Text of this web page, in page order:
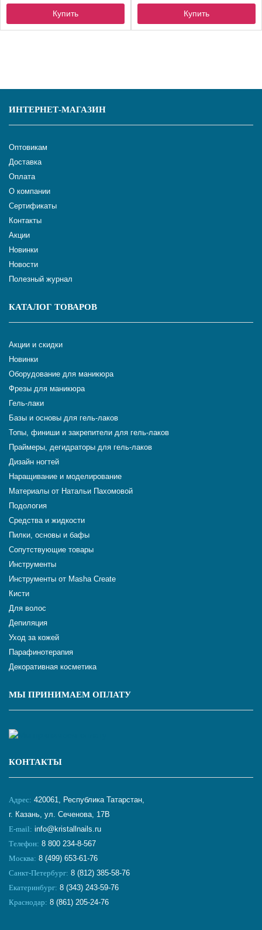
Купить Купить
ИНТЕРНЕТ-МАГАЗИН
Оптовикам
Доставка
Оплата
О компании
Сертификаты
Контакты
Акции
Новинки
Новости
Полезный журнал
КАТАЛОГ ТОВАРОВ
Акции и скидки
Новинки
Оборудование для маникюра
Фрезы для маникюра
Гель-лаки
Базы и основы для гель-лаков
Топы, финиши и закрепители для гель-лаков
Праймеры, дегидраторы для гель-лаков
Дизайн ногтей
Наращивание и моделирование
Материалы от Натальи Пахомовой
Подология
Средства и жидкости
Пилки, основы и бафы
Сопутствующие товары
Инструменты
Инструменты от Masha Create
Кисти
Для волос
Депиляция
Уход за кожей
Парафинотерапия
Декоративная косметика
МЫ ПРИНИМАЕМ ОПЛАТУ
КОНТАКТЫ
Адрес: 420061, Республика Татарстан,
г. Казань, ул. Сеченова, 17В
E-mail: info@kristallnails.ru
Телефон: 8 800 234-8-567
Москва: 8 (499) 653-61-76
Санкт-Петербург: 8 (812) 385-58-76
Екатеринбург: 8 (343) 243-59-76
Краснодар: 8 (861) 205-24-76